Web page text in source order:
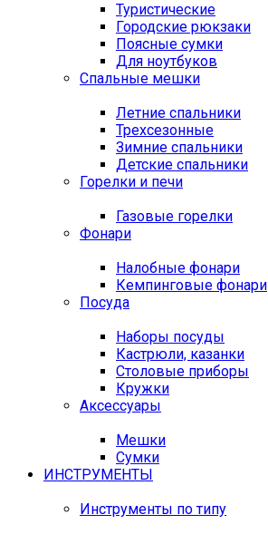
Туристические
Городские рюкзаки
Поясные сумки
Для ноутбуков
Спальные мешки
Летние спальники
Трехсезонные
Зимние спальники
Детские спальники
Горелки и печи
Газовые горелки
Фонари
Налобные фонари
Кемпинговые фонари
Посуда
Наборы посуды
Кастрюли, казанки
Столовые приборы
Кружки
Аксессуары
Мешки
Сумки
ИНСТРУМЕНТЫ
Инструменты по типу